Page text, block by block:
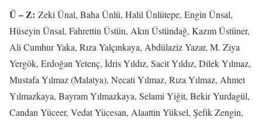
Ü – Z: Zeki Ünal, Baha Ünlü, Halil Ünlütepe, Engin Ünsal,
Hüseyin Ünsal, Fahrettin Üstün, Akın Üstündağ, Kazım Üstüner,
Ali Cumhur Yaka, Rıza Yalçınkaya, Abdülaziz Yazar, M. Ziya
Yergök, Erdoğan Yetenç, İdris Yıldız, Sacit Yıldız, Dilek Yılmaz,
Mustafa Yılmaz (Malatya), Necati Yılmaz, Rıza Yılmaz, Ahmet
Yılmazkaya, Bayram Yılmazkaya, Selami Yiğit, Bekir Yurdagül,
Candan Yüceer, Vedat Yücesan, Alaattin Yüksel, Şefik Zengin,